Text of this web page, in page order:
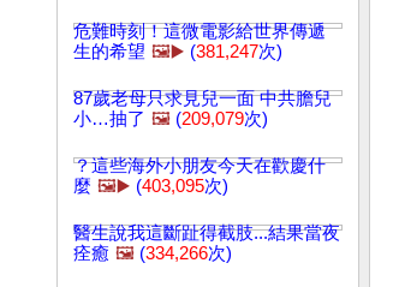
危難時刻！這微電影給世界傳遞
生的希望 🖼️▶️ (381,247次)
87歲老母只求見兒一面 中共膽兒
小…抽了 🖼️ (209,079次)
？這些海外小朋友今天在歡慶什
麼 🖼️▶️ (403,095次)
醫生說我這斷趾得截肢...結果當夜
痊癒 🖼️ (334,266次)